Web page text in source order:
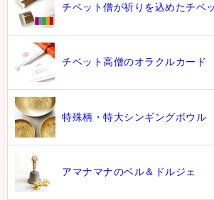
チベット僧が祈りを込めたチベ
チベット高僧のオラクルカード
特殊柄・特大シンギングボウル
アマナマナのベル＆ドルジェ